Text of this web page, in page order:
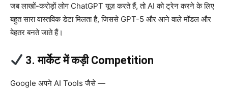
जब लाखों-करोड़ों लोग ChatGPT यूज़ करते हैं, तो AI को ट्रेन करने के लिए
बहुत सारा वास्तविक डेटा मिलता है, जिससे GPT-5 और आने वाले मॉडल और
बेहतर बनते जाते हैं।
3. मार्केट में कड़ी Competition
Google अपने AI Tools जैसे —